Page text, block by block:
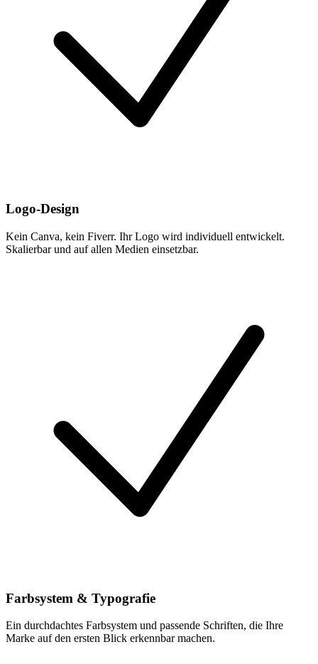
Logo-Design
Kein Canva, kein Fiverr. Ihr Logo wird individuell entwickelt.
Skalierbar und auf allen Medien einsetzbar.
Farbsystem & Typografie
Ein durchdachtes Farbsystem und passende Schriften, die Ihre
Marke auf den ersten Blick erkennbar machen.